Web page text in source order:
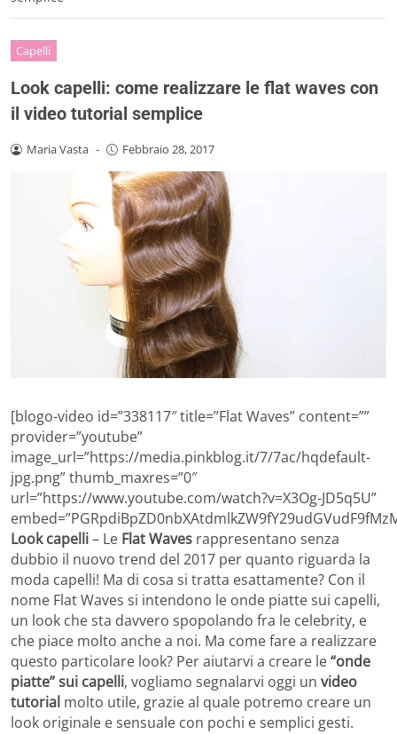
Capelli
Look capelli: come realizzare le flat waves con
il video tutorial semplice
Maria Vasta - Febbraio 28, 2017
[blogo-video id=”338117″ title=”Flat Waves” content=””
provider=”youtube”
image_url=”https://media.pinkblog.it/7/7ac/hqdefault-
jpg.png” thumb_maxres=”0″
url=”https://www.youtube.com/watch?v=X3Og-JD5q5U”
Look capelli– Le Flat Waves rappresentano senza
dubbio il nuovo trend del 2017 per quanto riguarda la
moda capelli! Ma di cosa si tratta esattamente? Con il
nome Flat Waves si intendono le onde piatte sui capelli,
un look che sta davvero spopolando fra le celebrity, e
che piace molto anche a noi. Ma come fare a realizzare
questo particolare look? Per aiutarvi a creare le“onde
piatte” sui capelli, vogliamo segnalarvi oggi un video
tutorial molto utile, grazie al quale potremo creare un
look originale e sensuale con pochi e semplici gesti.